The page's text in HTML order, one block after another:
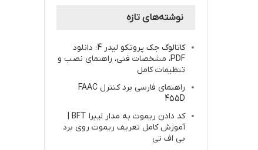
نوشته‌های تازه
کاتالوگ جک پروتکو لیدر 4؛ دانلود
PDF، مشخصات فنی، راهنمای نصب و
تنظیمات کامل
راهنمای فارسی برد کنترل FAAC
455D
کد دادن ریموت به مدار لیبرا BFT |
آموزش کامل تعریف ریموت روی برد
بی اف تی